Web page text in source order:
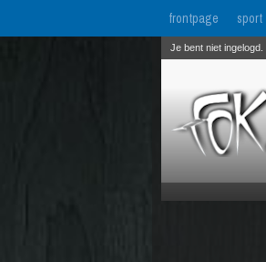
frontpage sport
Je bent niet ingelogd.